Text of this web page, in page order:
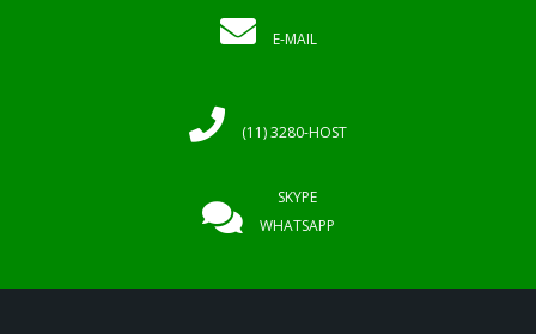
E-MAIL
(11) 3280-HOST
SKYPE
WHATSAPP